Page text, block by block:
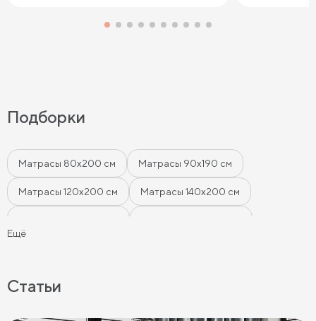
Подборки
Матрасы 80х200 см Матрасы 90х190 см
Матрасы 120х200 см Матрасы 140х200 см
Ещё
Статьи